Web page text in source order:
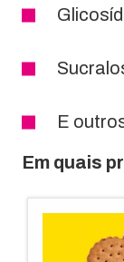
E
Em quais